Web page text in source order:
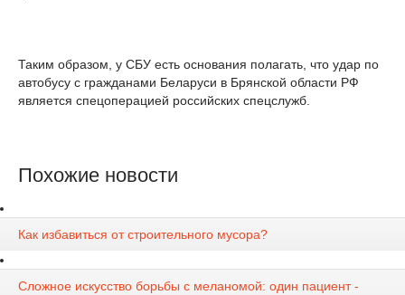
Таким образом, у СБУ есть основания полагать, что удар по
автобусу с гражданами Беларуси в Брянской области РФ
является спецоперацией российских спецслужб.
Похожие новости
Как избавиться от строительного мусора?
Сложное искусство борьбы с меланомой: один пациент -